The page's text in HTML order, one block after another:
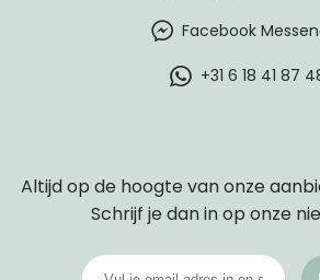
Facebook
+31 6 18 41 87
Altijd op de hoogte van onze
Schrijf je dan in op onze